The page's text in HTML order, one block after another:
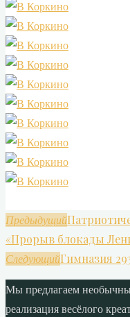
Предыдущий
«Прорыв блокады
СледующийГимназия
Мы предлагаем
реализация весёлого